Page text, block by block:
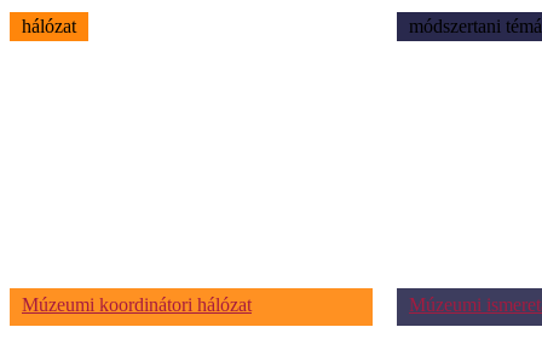
hálózat
Múzeumi koordinátori hálózat
módszertani
Múzeumi